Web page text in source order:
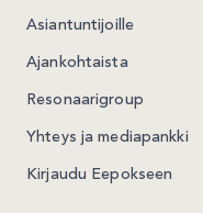
Asiantuntijoille
Ajankohtaista
Resonaarigroup
Yhteys ja mediapankki
Kirjaudu Eepokseen